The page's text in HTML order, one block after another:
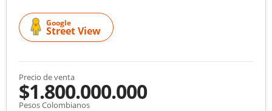
Google
Street View
Precio de venta
$1.800.000.000
Pesos Colombianos